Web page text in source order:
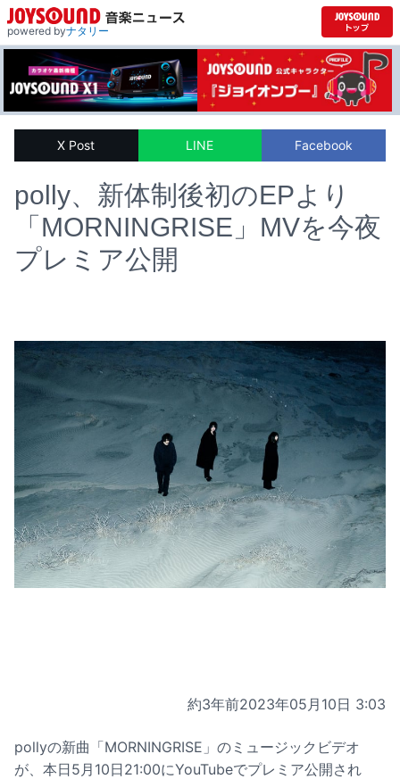
powered byナタリー
X Post LINE Facebook
polly、新体制後初のEPより
「MORNINGRISE」MVを今夜
プレミア公開
約3年前2023年05月10日 3:03
pollyの新曲「MORNINGRISE」のミュージックビデオ
が、本日5月10日21:00にYouTubeでプレミア公開され